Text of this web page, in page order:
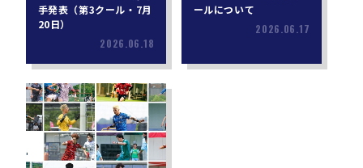
手発表（第3クール・7月
20日）
2026.06.18
ールについて
2026.06.17